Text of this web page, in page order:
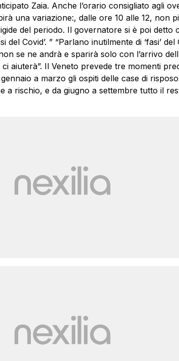
Zaia. Anche l’orario consigliato agli
una variazione:, dalle ore 10 alle 12, non
del periodo. Il governatore si è poi detto
del Covid’. ” “Parlano inutilmente di ‘fasi’
se ne andrà e sparirà solo con l’arrivo
aiuterà”. Il Veneto prevede tre momenti
a marzo gli ospiti delle case di
a rischio, e da giugno a settembre tutto il